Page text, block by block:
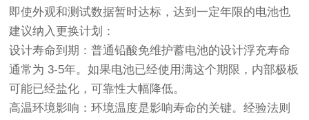
即使外观和测试数据暂时达标，达到一定年限的电池也
建议纳入更换计划：
设计寿命到期：普通铅酸免维护蓄电池的设计浮充寿命
通常为 3-5年。如果电池已经使用满这个期限，内部极板
可能已经盐化，可靠性大幅降低。
高温环境影响：环境温度是影响寿命的关键。经验法则